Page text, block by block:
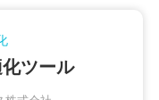
ツール